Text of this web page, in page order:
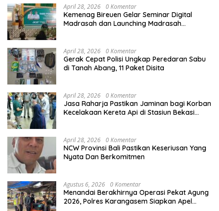
April 28, 2026 0 Komentar
Kemenag Bireuen Gelar Seminar Digital
Madrasah dan Launching Madrasah
April 28, 2026 0 Komentar
Gerak Cepat Polisi Ungkap Peredaran Sabu
di Tanah Abang, 11 Paket Disita
April 28, 2026 0 Komentar
Jasa Raharja Pastikan Jaminan bagi Korban
Kecelakaan Kereta Api di Stasiun Bekasi
April 28, 2026 0 Komentar
NCW Provinsi Bali Pastikan Keseriusan Yang
Nyata Dan Berkomitmen
Agustus 6, 2026 0 Komentar
Menandai Berakhirnya Operasi Pekat Agung
2026, Polres Karangasem Siapkan Apel